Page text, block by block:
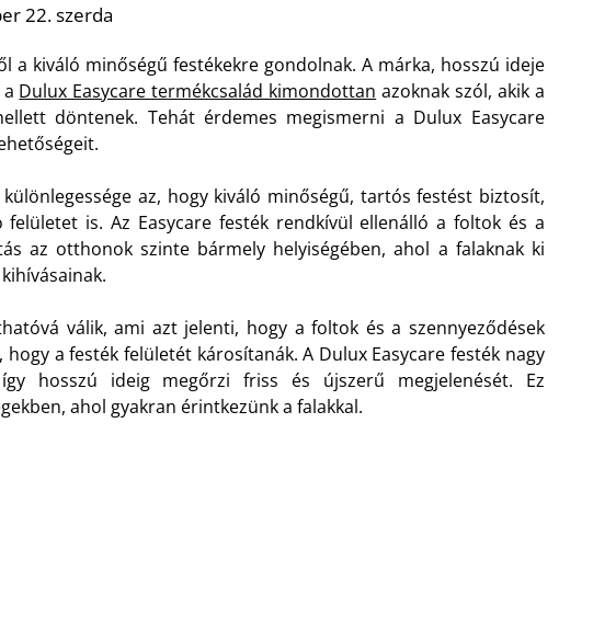
22. szerda
a kiváló minőségű festékekre gondolnak. A márka, hosszú ideje
Dulux Easycare termékcsalád kimondottan azoknak szól, akik a
döntenek. Tehát érdemes megismerni a Dulux Easycare
az, hogy kiváló minőségű, tartós festést biztosít,
is. Az Easycare festék rendkívül ellenálló a foltok és a
az otthonok szinte bármely helyiségében, ahol a falaknak ki
válik, ami azt jelenti, hogy a foltok és a szennyeződések
a festék felületét károsítanák. A Dulux Easycare festék nagy
így hosszú ideig megőrzi friss és újszerű megjelenését. Ez
ahol gyakran érintkezünk a falakkal.